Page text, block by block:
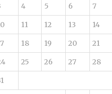
4 5 6 7
11 12 13 14
18 19 20 21
25 26 27 28